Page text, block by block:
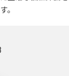
。